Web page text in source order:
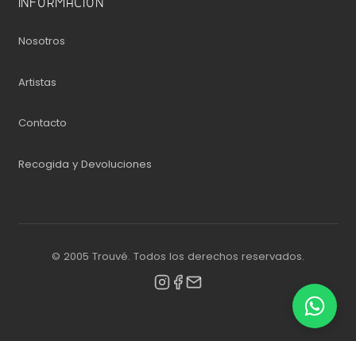
INFORMACIÓN
Nosotros
Artistas
Contacto
Recogida y Devoluciones
© 2005 Trouvé. Todos los derechos reservados.